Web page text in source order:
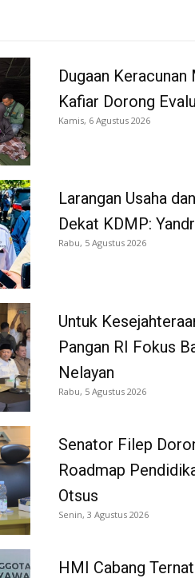
Dugaan
Kafiar Dorong
Kamis, 6 Agustus 2026
Larangan Usaha
Dekat KDMP:
Rabu, 5 Agustus 2026
Untuk
Pangan RI Fokus
Nelayan
Rabu, 5 Agustus 2026
Senator Filep
Roadmap
Otsus
Senin, 3 Agustus 2026
HMI Cabang